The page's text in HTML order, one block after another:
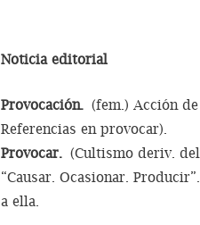
Noticia editorial
Provocación. (fem.) Acción
Referencias en provocar).
Provocar. (Cultismo deriv. del
“Causar. Ocasionar.
a ella.